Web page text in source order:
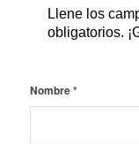
Llene los
obligatorios.
Nombre*